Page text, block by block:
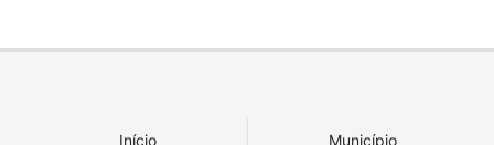
Início Município